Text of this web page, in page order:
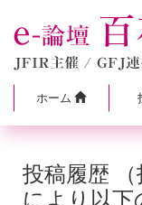
ホーム
投稿履歴
により以下